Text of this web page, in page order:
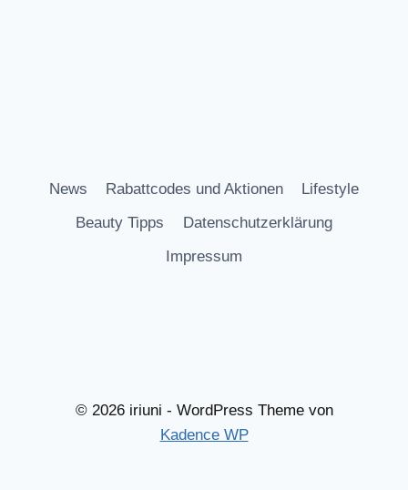
News Rabattcodes und Aktionen
Lifestyle
Beauty Tipps
Datenschutzerklärung
Impressum
© 2026 iriuni - WordPress Theme von
Kadence WP